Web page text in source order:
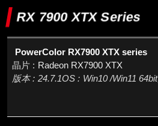
RX 7900 XTX Series
PowerColor RX7900 XTX series
Radeon RX7900 XTX
24.7.1
Win10 /Win11 64bit